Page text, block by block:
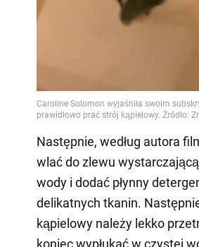
Następnie, według autora
wlać do zlewu wystarczającą
wody i dodać płynny
delikatnych tkanin.
kąpielowy należy lekko
koniec wypłukać w czystej